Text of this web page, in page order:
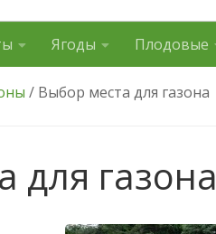
Ягоды Плодовые
/ Выбор места для газона
для газона